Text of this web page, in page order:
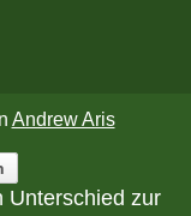
Andrew Aris
Unterschied zur